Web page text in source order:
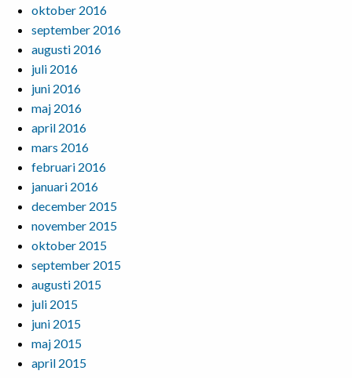
oktober 2016
september 2016
augusti 2016
juli 2016
juni 2016
maj 2016
april 2016
mars 2016
februari 2016
januari 2016
december 2015
november 2015
oktober 2015
september 2015
augusti 2015
juli 2015
juni 2015
maj 2015
april 2015